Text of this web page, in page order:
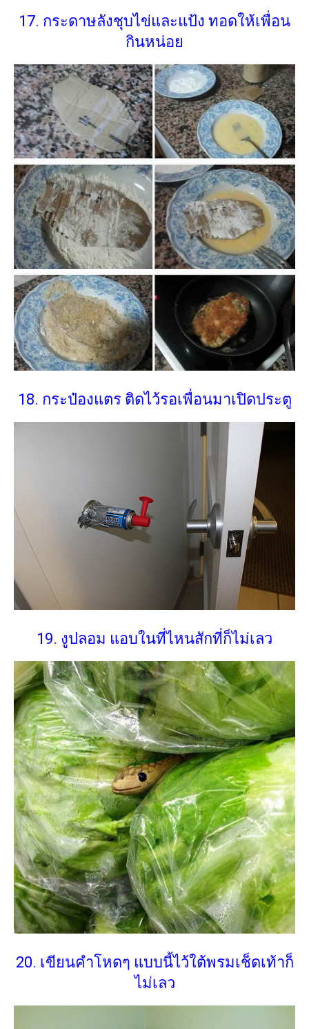
17. กระดาษลังชุบไข่และแป้ง ทอดให้เพื่อน
กินหน่อย
18. กระป๋องแตร ติดไว้รอเพื่อนมาเปิดประตู
19. งูปลอม แอบในที่ไหนสักที่ก็ไม่เลว
20. เขียนคำโหดๆ แบบนี้ไว้ใต้พรมเช็ดเท้าก็
ไม่เลว